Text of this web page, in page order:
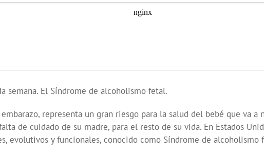
semana. El Síndrome de alcoholismo fetal.
representa un gran riesgo para la salud del bebé que va a
de cuidado de su madre, para el resto de su vida. En Estados
evolutivos y funcionales, conocido como Síndrome de alcoholismo